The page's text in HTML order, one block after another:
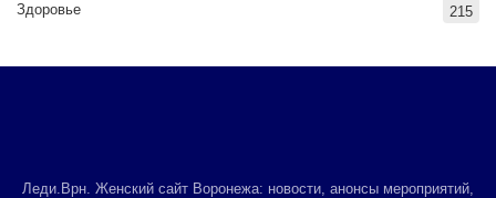
Здоровье 215
Леди.Врн. Женский сайт Воронежа: новости, анонсы мероприятий,